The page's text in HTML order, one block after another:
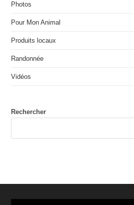
Photos
Pour Mon Animal
Produits locaux
Randonnée
Vidéos
Rechercher